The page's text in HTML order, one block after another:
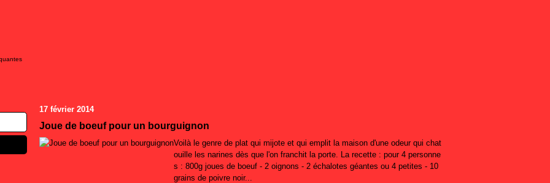
17 février 2014
Joue de boeuf pour un bourguignon
Voilà le genre de plat qui mijote et qui emplit la maison d'une odeur qui chat
ouille les narines dès que l'on franchit la porte. La recette : pour 4 personne
s : 800g joues de boeuf - 2 oignons - 2 échalotes géantes ou 4 petites - 10
grains de poivre noir...